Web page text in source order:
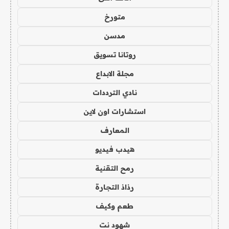
متورخ
مدسن
روتانا تسويق
مجلة الابداع
نادي الترددات
استشارات اون لاين
المعارف
هيدب فيديو
رمح التقنية
رذاذ التجارة
طعم وكيف
شهود نت